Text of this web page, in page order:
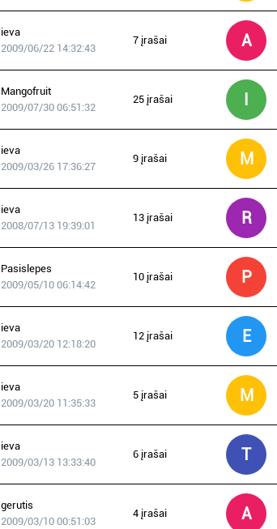
ieva
2009/06/22 14:32:43
7 įrašai A
Mangofruit
2009/07/30 06:51:32
25 įrašai I
ieva
2009/03/26 17:36:27
9 įrašai M
ieva
2008/07/13 19:39:01
13 įrašai R
Pasislepes
2009/05/10 06:14:42
10 įrašai P
ieva
2009/03/20 12:18:20
12 įrašai E
ieva
2009/03/20 11:35:33
5 įrašai M
ieva
2009/03/13 13:33:40
6 įrašai T
gerutis
2009/03/10 00:51:03
4 įrašai A